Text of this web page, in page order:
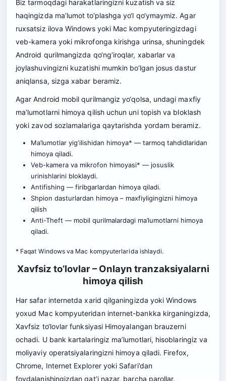
Biz tarmoqdagi harakatlaringizni kuzatish va siz
haqingizda ma’lumot to‘plashga yo‘l qo‘ymaymiz. Agar
ruxsatsiz ilova Windows yoki Mac kompyuteringizdagi
veb-kamera yoki mikrofonga kirishga urinsa, shuningdek
Android qurilmangizda qo‘ng‘iroqlar, xabarlar va
joylashuvingizni kuzatishi mumkin bo‘lgan josus dastur
aniqlansa, sizga xabar beramiz.
Agar Android mobil qurilmangiz yo‘qolsa, undagi maxfiy
ma’lumotlarni himoya qilish uchun uni topish va bloklash
yoki zavod sozlamalariga qaytarishda yordam beramiz.
Ma’lumotlar yig‘ilishidan himoya* — tarmoq tahdidlaridan
himoya qiladi.
Veb-kamera va mikrofon himoyasi* — josuslik
urinishlarini bloklaydi.
Antifishing — firibgarlardan himoya qiladi.
Shpion dasturlardan himoya – maxfiyligingizni himoya
qilish
Anti-Theft — mobil qurilmalardagi ma’lumotlarni himoya
qiladi.
* Faqat Windows va Mac kompyuterlarida ishlaydi.
Xavfsiz to’lovlar – Onlayn tranzaksiyalarni
himoya qilish
Har safar internetda xarid qilganingizda yoki Windows
yoxud Mac kompyuteridan internet-bankka kirganingizda,
Xavfsiz to‘lovlar funksiyasi Himoyalangan brauzerni
ochadi. U bank kartalaringiz ma’lumotlari, hisoblaringiz va
moliyaviy operatsiyalaringizni himoya qiladi. Firefox,
Chrome, Internet Explorer yoki Safari’dan
foydalanishingizdan qat’i nazar, barcha parollar,